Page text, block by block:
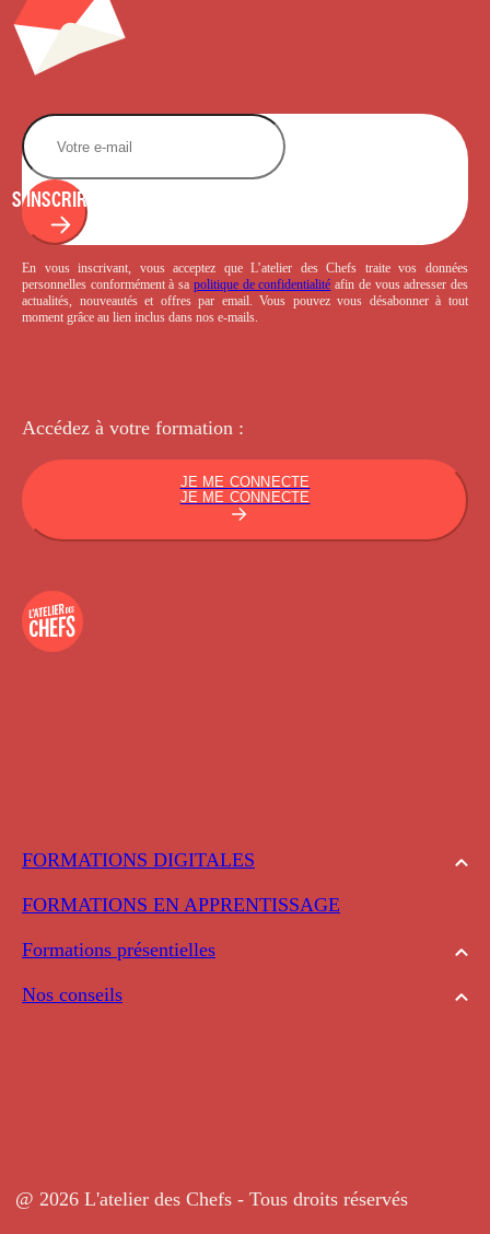
FORMATIONS DIGITALES
FORMATIONS EN APPRENTISSAGE
Formations présentielles
Nos conseils
S'INSCRIRE
En vous inscrivant, vous acceptez que L’atelier des Chefs traite vos données
personnelles conformément à sa politique de confidentialité afin de vous adresser des
actualités, nouveautés et offres par email. Vous pouvez vous désabonner à tout
moment grâce au lien inclus dans nos e-mails.
Accédez à votre formation :
JE ME CONNECTE
JE ME CONNECTE
@ 2026 L'atelier des Chefs - Tous droits réservés